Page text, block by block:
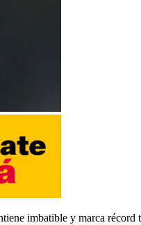
imbatible y marca récord